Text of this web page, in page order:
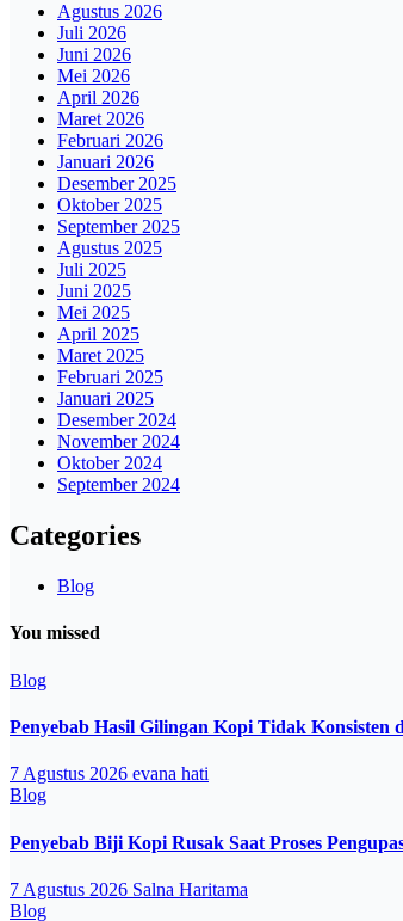
Agustus 2026
Juli 2026
Juni 2026
Mei 2026
April 2026
Maret 2026
Februari 2026
Januari 2026
Desember 2025
Oktober 2025
September 2025
Agustus 2025
Juli 2025
Juni 2025
Mei 2025
April 2025
Maret 2025
Februari 2025
Januari 2025
Desember 2024
November 2024
Oktober 2024
September 2024
Categories
Blog
You missed
Blog
Penyebab Hasil Gilingan Kopi Tidak Konsisten
7 Agustus 2026 evana hati
Blog
Penyebab Biji Kopi Rusak Saat Proses
7 Agustus 2026 Salna Haritama
Blog